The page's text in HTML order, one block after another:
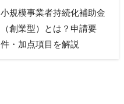
小規模事業者持続化補助金
（創業型）とは？申請要
件・加点項目を解説